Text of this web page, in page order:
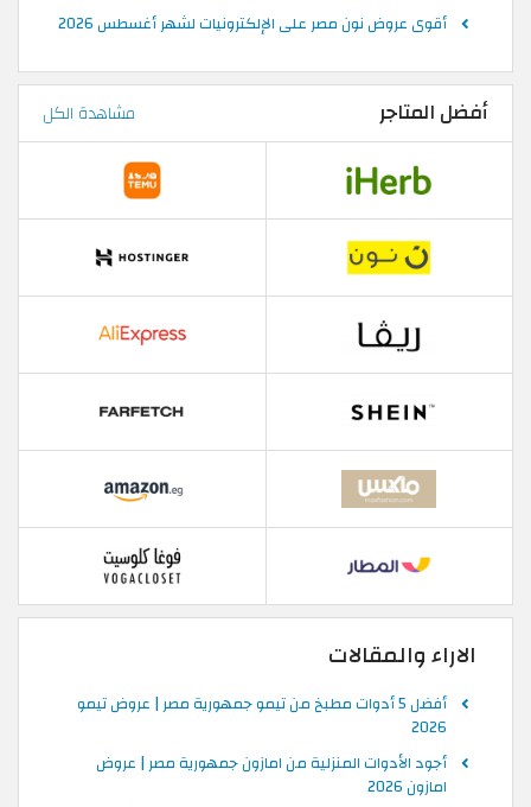
أقوى عروض نون مصر على الإلكترونيات لشهر أغسطس 2026
أفضل المتاجر مشاهدة الكل
الاراء والمقالات
أفضل 5 أدوات مطبخ من تيمو جمهورية مصر | عروض تيمو
2026
أجود الأدوات المنزلية من امازون جمهورية مصر | عروض
امازون 2026